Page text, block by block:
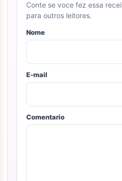
Conte se voce fez essa
para outros leitores.
Nome
E-mail
Comentario